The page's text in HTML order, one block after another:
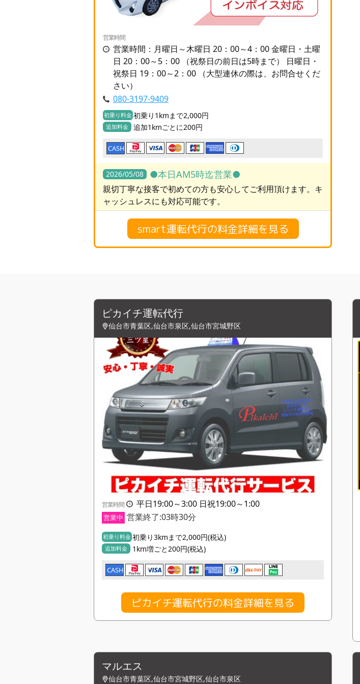
営業時間
営業時間：月曜日～木曜日 20：00～4：00 金曜日・土曜
日 20：00～5：00 （祝祭日の前日は5時まで） 日曜日・
祝祭日 19：00～2：00 （大型連休の際は、お問合せくだ
さい）
080-3197-9409
初乗り料金 初乗り1kmまで2,000円
追加料金 追加1kmごとに200円
CASH
2026/05/08 ●本日AM5時迄営業●
親切丁寧な接客で初めての方も安心してご利用頂けます。キ
ャッシュレスにも対応可能です。
smart運転代行の料金詳細を見る
ピカイチ運転代行
仙台市青葉区,仙台市泉区,仙台市宮城野区
営業時間 平日19:00～3:00 日祝19:00～1:00
営業中 営業終了:03時30分
初乗り料金 初乗り3kmまで2,000円(税込)
追加料金 1km増ごと200円(税込)
CASH
ピカイチ運転代行の料金詳細を見る
マルエス
仙台市青葉区,仙台市宮城野区,仙台市泉区